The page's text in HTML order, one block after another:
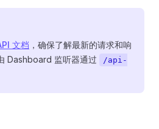
文档 ，确保了解最新的请求和响
Dashboard 监听器通过
/api-